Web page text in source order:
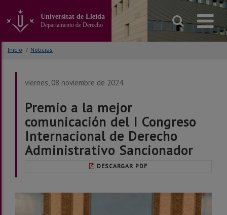
contenido
principal
Universitat de Lleida
Departamento de Derecho
Inicio / Noticias
viernes, 08 noviembre de 2024
Premio a la mejor
comunicación del I Congreso
Internacional de Derecho
Administrativo Sancionador
DESCARGAR PDF